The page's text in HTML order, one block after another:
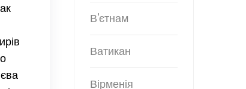
В'єтнам
Ватикан
Вірменія